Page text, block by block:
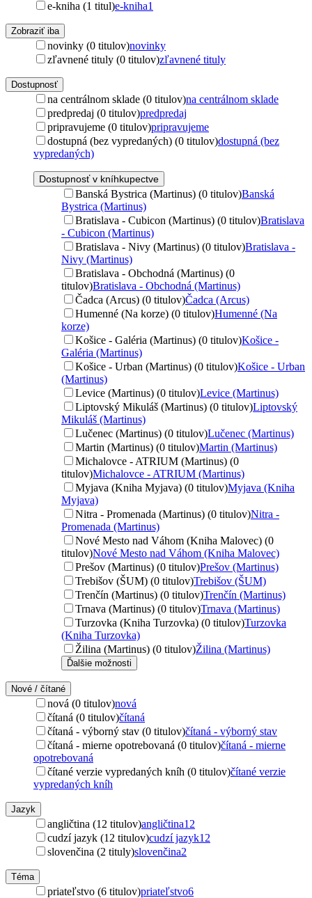
e-kniha (1 titul)e-kniha1
Zobraziť iba
novinky (0 titulov)novinky
zľavnené tituly (0 titulov)zľavnené tituly
Dostupnosť
na centrálnom sklade (0 titulov)na centrálnom sklade
predpredaj (0 titulov)predpredaj
pripravujeme (0 titulov)pripravujeme
dostupná (bez vypredaných) (0 titulov)dostupná (bez
vypredaných)
Dostupnosť v kníhkupectve
Banská Bystrica (Martinus) (0 titulov)Banská
Bystrica (Martinus)
Bratislava - Cubicon (Martinus) (0 titulov)Bratislava
- Cubicon (Martinus)
Bratislava - Nivy (Martinus) (0 titulov)Bratislava -
Nivy (Martinus)
Bratislava - Obchodná (Martinus) (0
titulov)Bratislava - Obchodná (Martinus)
Čadca (Arcus) (0 titulov)Čadca (Arcus)
Humenné (Na korze) (0 titulov)Humenné (Na
korze)
Košice - Galéria (Martinus) (0 titulov)Košice -
Galéria (Martinus)
Košice - Urban (Martinus) (0 titulov)Košice - Urban
(Martinus)
Levice (Martinus) (0 titulov)Levice (Martinus)
Liptovský Mikuláš (Martinus) (0 titulov)Liptovský
Mikuláš (Martinus)
Lučenec (Martinus) (0 titulov)Lučenec (Martinus)
Martin (Martinus) (0 titulov)Martin (Martinus)
Michalovce - ATRIUM (Martinus) (0
titulov)Michalovce - ATRIUM (Martinus)
Myjava (Kniha Myjava) (0 titulov)Myjava (Kniha
Myjava)
Nitra - Promenada (Martinus) (0 titulov)Nitra -
Promenada (Martinus)
Nové Mesto nad Váhom (Kniha Malovec) (0
titulov)Nové Mesto nad Váhom (Kniha Malovec)
Prešov (Martinus) (0 titulov)Prešov (Martinus)
Trebišov (ŠUM) (0 titulov)Trebišov (ŠUM)
Trenčín (Martinus) (0 titulov)Trenčín (Martinus)
Trnava (Martinus) (0 titulov)Trnava (Martinus)
Turzovka (Kniha Turzovka) (0 titulov)Turzovka
(Kniha Turzovka)
Žilina (Martinus) (0 titulov)Žilina (Martinus)
Ďalšie možnosti
Nové / čítané
nová (0 titulov)nová
čítaná (0 titulov)čítaná
čítaná - výborný stav (0 titulov)čítaná - výborný stav
čítaná - mierne opotrebovaná (0 titulov)čítaná - mierne
opotrebovaná
čítané verzie vypredaných kníh (0 titulov)čítané verzie
vypredaných kníh
Jazyk
angličtina (12 titulov)angličtina12
cudzí jazyk (12 titulov)cudzí jazyk12
slovenčina (2 tituly)slovenčina2
Téma
priateľstvo (6 titulov)priateľstvo6